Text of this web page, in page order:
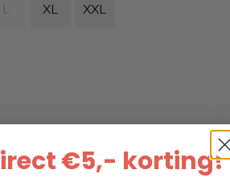
L XL XXL
€5,- korting!